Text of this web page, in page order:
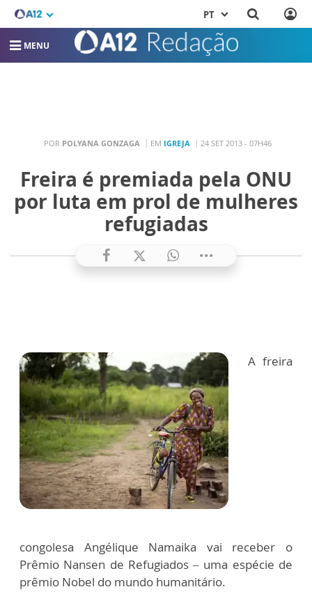
PT
MENU
POR POLYANA GONZAGA EM IGREJA 24 SET 2013 - 07H46
Freira é premiada pela ONU
por luta em prol de mulheres
refugiadas
A freira
congolesa Angélique Namaika vai receber o
Prêmio Nansen de Refugiados – uma espécie de
prêmio Nobel do mundo humanitário.